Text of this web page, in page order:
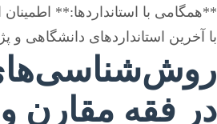
**همگامی با استانداردها:** اطمینان
با آخرین استانداردهای دانشگاهی و
در فقه مقارن